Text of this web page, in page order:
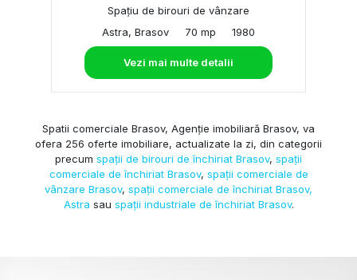
Spațiu de birouri de vânzare
Astra, Brasov
70 mp 1980
Vezi mai multe detalii
Spatii comerciale Brasov, Agenție imobiliară Brasov, va
ofera 256 oferte imobiliare, actualizate la zi, din categorii
precum spații de birouri de închiriat Brasov, spații
comerciale de închiriat Brasov, spații comerciale de
vânzare Brasov, spații comerciale de închiriat Brasov,
Astra sau spații industriale de închiriat Brasov.